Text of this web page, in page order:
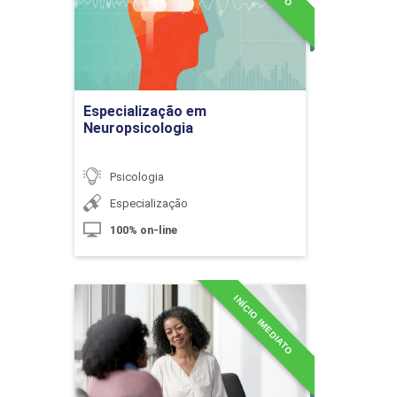
Modificações Morfofisiológicas
Sistêmicas no Envelhecimento
10h
Assistência de Enfermagem
Gerontológica II
10h
Especialização em
Neuropsicologia
Psicologia
Especialização
100% on-line
Detalhes do curso
Ir para Inscrição
INÍCIO IMEDIATO
Especialização em
Psicologia
Detalhes do curso